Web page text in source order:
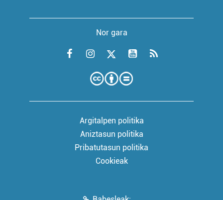
Nor gara
Argitalpen politika
Aniztasun politika
Pribatutasun politika
Cookieak